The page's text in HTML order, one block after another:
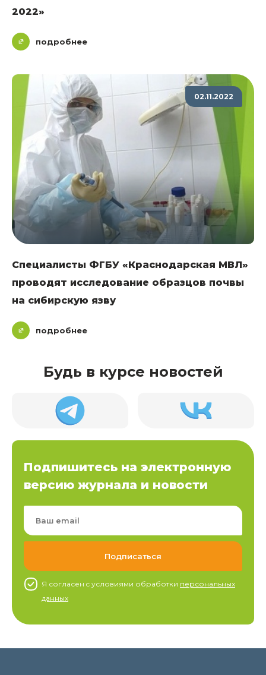
2022»
подробнее
02.11.2022
Специалисты ФГБУ «Краснодарская МВЛ»
проводят исследование образцов почвы
на сибирскую язву
подробнее
Будь в курсе новостей
Подпишитесь на электронную
версию журнала и новости
Я согласен c условиями обработки персональных
данных